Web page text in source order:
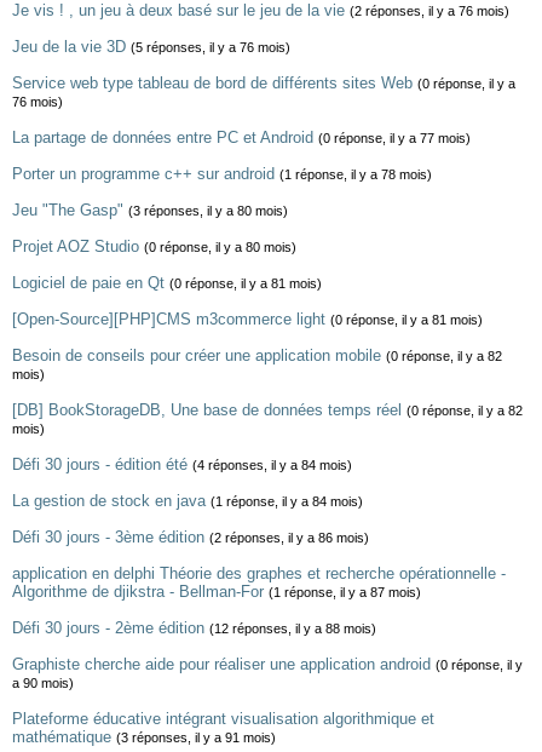
Je vis ! , un jeu à deux basé sur le jeu de la vie (2 réponses, il y a 76 mois)
Jeu de la vie 3D (5 réponses, il y a 76 mois)
Service web type tableau de bord de différents sites Web (0 réponse, il y a
76 mois)
La partage de données entre PC et Android (0 réponse, il y a 77 mois)
Porter un programme c++ sur android (1 réponse, il y a 78 mois)
Jeu "The Gasp" (3 réponses, il y a 80 mois)
Projet AOZ Studio (0 réponse, il y a 80 mois)
Logiciel de paie en Qt (0 réponse, il y a 81 mois)
[Open-Source][PHP]CMS m3commerce light (0 réponse, il y a 81 mois)
Besoin de conseils pour créer une application mobile (0 réponse, il y a 82
mois)
[DB] BookStorageDB, Une base de données temps réel (0 réponse, il y a 82
mois)
Défi 30 jours - édition été (4 réponses, il y a 84 mois)
La gestion de stock en java (1 réponse, il y a 84 mois)
Défi 30 jours - 3ème édition (2 réponses, il y a 86 mois)
application en delphi Théorie des graphes et recherche opérationnelle -
Algorithme de djikstra - Bellman-For (1 réponse, il y a 87 mois)
Défi 30 jours - 2ème édition (12 réponses, il y a 88 mois)
Graphiste cherche aide pour réaliser une application android (0 réponse, il y
a 90 mois)
Plateforme éducative intégrant visualisation algorithmique et
mathématique (3 réponses, il y a 91 mois)